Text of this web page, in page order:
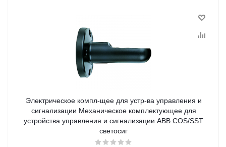
Электрическое компл-щее для устр-ва управления и
сигнализации Механическое комплектующее для
устройства управления и сигнализации ABB COS/SST
светосиг